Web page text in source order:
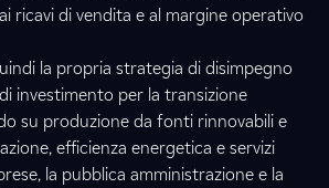
ricavi di vendita e al margine operativo
la propria strategia di disimpegno
investimento per la transizione
su produzione da fonti rinnovabili e
efficienza energetica e servizi
la pubblica amministrazione e la